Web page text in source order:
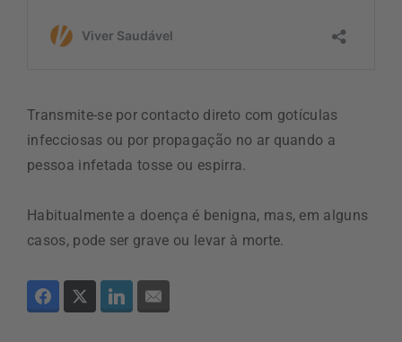
Transmite-se por contacto direto com gotículas
infecciosas ou por propagação no ar quando a
pessoa infetada tosse ou espirra.
Habitualmente a doença é benigna, mas, em alguns
casos, pode ser grave ou levar à morte.